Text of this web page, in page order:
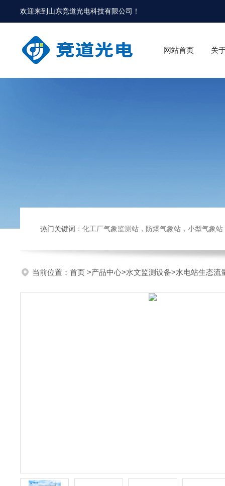
欢迎来到 山东竞道光电科技有限公司 ！
网站首页 关
热门关键词： 化工厂气象监测站，防爆气象站，小型气象站，化
当前位置： 首页 >产品中心>水文监测设备>水电站生态流